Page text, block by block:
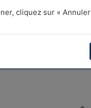
cliquez sur « Annuler